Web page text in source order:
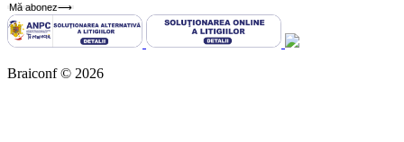
Mă abonez⟶
Braiconf © 2026